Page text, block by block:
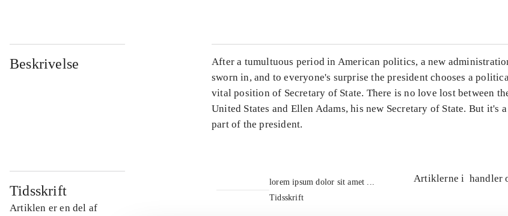
Beskrivelse
After a tumultuous period in American politics, a new
sworn in, and to everyone's surprise the president chooses a
vital position of Secretary of State. There is no love lost between
United States and Ellen Adams, his new Secretary of State. But it's
part of the president.
Tidsskrift
Artiklen er en del af
lorem ipsum dolor sit amet ...
Tidsskrift
Artiklerne i handler